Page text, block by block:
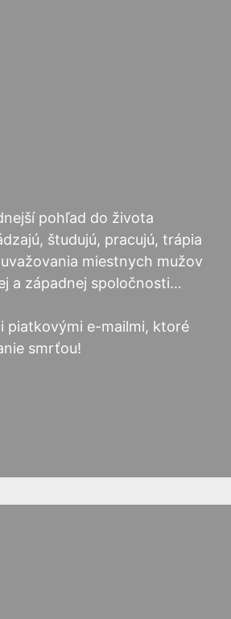
pohľad do života
študujú, pracujú, trápia
miestnych mužov
a západnej spoločnosti…
piatkovými e-mailmi, ktoré
smrťou!